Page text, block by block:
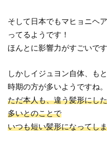
そして日本でもマヒョニヘ
ってるようです！
ほんとに影響力がすごいです
しかしイジュヨン自体、も
時期の方が多いようですね。
ただ本人も、違う髪形にし
多いとのことで
いつも短い髪形になってし